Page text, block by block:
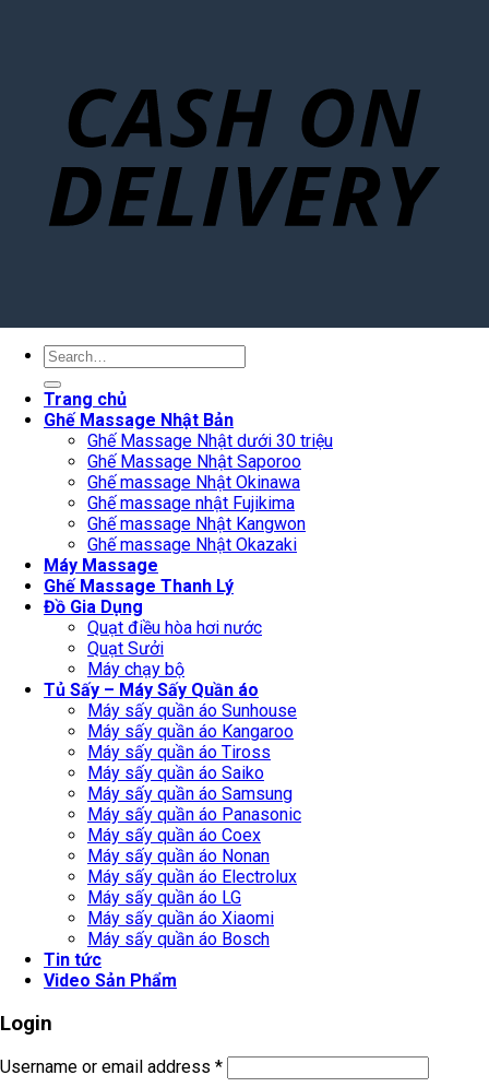
Search
Trang chủ
Ghế Massage Nhật Bản
Ghế Massage Nhật dưới 30 triệu
Ghế Massage Nhật Saporoo
Ghế massage Nhật Okinawa
Ghế massage nhật Fujikima
Ghế massage Nhật Kangwon
Ghế massage Nhật Okazaki
Máy Massage
Ghế Massage Thanh Lý
Đồ Gia Dụng
Quạt điều hòa hơi nước
Quạt Sưởi
Máy chạy bộ
Tủ Sấy – Máy Sấy Quần áo
Máy sấy quần áo Sunhouse
Máy sấy quần áo Kangaroo
Máy sấy quần áo Tiross
Máy sấy quần áo Saiko
Máy sấy quần áo Samsung
Máy sấy quần áo Panasonic
Máy sấy quần áo Coex
Máy sấy quần áo Nonan
Máy sấy quần áo Electrolux
Máy sấy quần áo LG
Máy sấy quần áo Xiaomi
Máy sấy quần áo Bosch
Tin tức
Video Sản Phẩm
Login
Username or email address *